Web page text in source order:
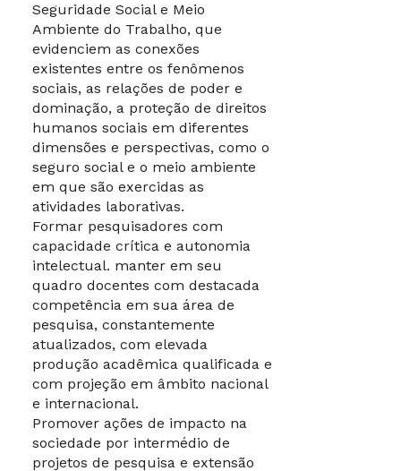
inovadora, capazes
de contribuir para a
transformação social
do país e do mundo.
VISÃO
O Programa de
Mestrado e
Doutorado em
Direito das Relações
Sociais e
Trabalhistas tem
como visão ser
referência regional,
nacional e
internacional no
âmbito da pesquisa
desenvolvida na área
de concentração
“Direito das
Relações Sociais e
Trabalhistas”, com
foco na formação
Seguridade Social e Meio
Ambiente do Trabalho, que
evidenciem as conexões
existentes entre os fenômenos
sociais, as relações de poder e
dominação, a proteção de direitos
humanos sociais em diferentes
dimensões e perspectivas, como o
seguro social e o meio ambiente
em que são exercidas as
atividades laborativas.
Formar pesquisadores com
capacidade crítica e autonomia
intelectual. manter em seu
quadro docentes com destacada
competência em sua área de
pesquisa, constantemente
atualizados, com elevada
produção acadêmica qualificada e
com projeção em âmbito nacional
e internacional.
Promover ações de impacto na
sociedade por intermédio de
projetos de pesquisa e extensão